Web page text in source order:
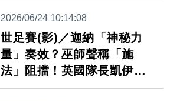
2026/06/24 10:14:08
世足賽(影)／迦納「神秘力
量」奏效？巫師聲稱「施
法」阻擋！英國隊長凱伊恩
錯失絕殺